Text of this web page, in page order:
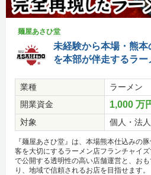
麺屋あさひ堂
未経験から本場・熊
を本部が伴走するラー
業種
ラーメン
開業資金
1,000 万
対象 個人・法人
『麺屋あさひ堂』は、本場熊本仕込みの
客を大切にするラーメン店フランチャイ
で公開する透明性の高い店舗運営と、お
り、地域で信頼されるお店を目指せます。